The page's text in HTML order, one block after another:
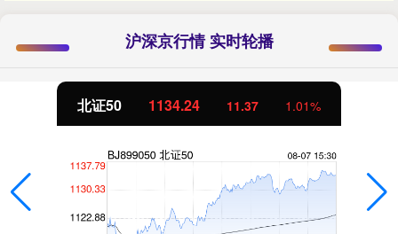
沪深京行情 实时轮播
北证50 1134.24 11.37 1.01%